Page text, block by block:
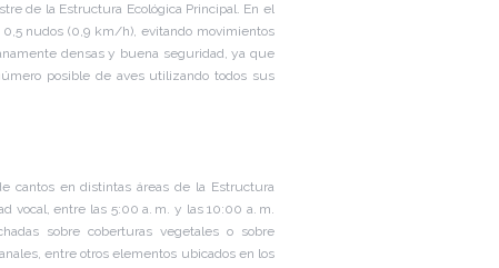
de la Estructura Ecológica Principal. En el
nudos (0,9 km/h), evitando movimientos
densas y buena seguridad, ya que
posible de aves utilizando todos sus
cantos en distintas áreas de la Estructura
vocal, entre las 5:00 a. m. y las 10:00 a. m.
sobre coberturas vegetales o sobre
entre otros elementos ubicados en los